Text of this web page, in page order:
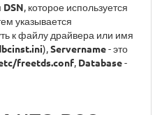
DSN, которое используется
указывается
к файлу драйвера или имя
),Servername- это
freetds.conf, Database-